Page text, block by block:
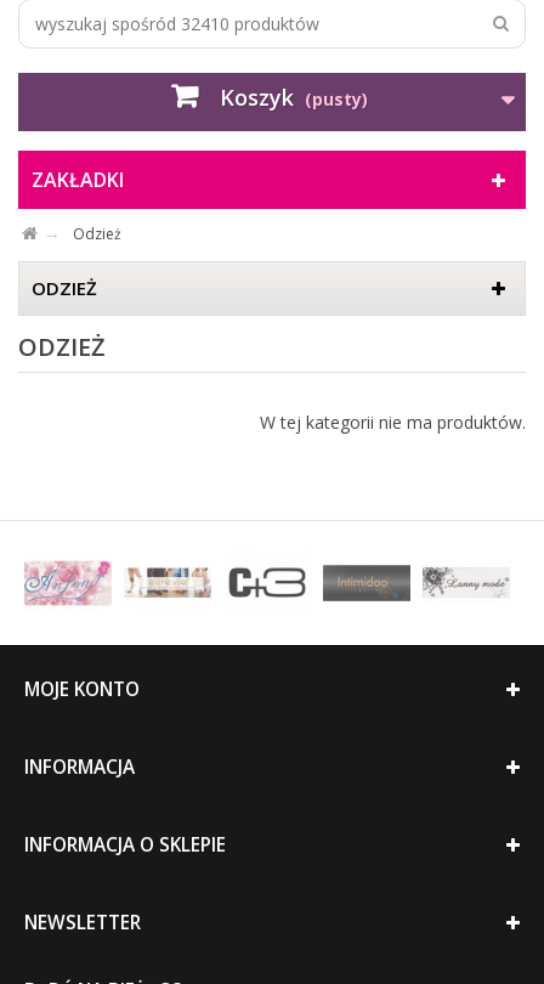
Koszyk (pusty)
ZAKŁADKI
Odzież
ODZIEŻ
ODZIEŻ
W tej kategorii nie ma produktów.
MOJE KONTO
INFORMACJA
INFORMACJA O SKLEPIE
NEWSLETTER